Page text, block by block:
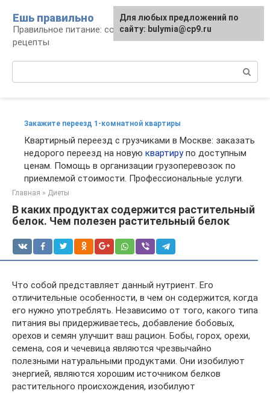
контенту
Ешь правильно
Правильное питание: советы, продукты,
рецепты
Закажите переезд 1-комнатной квартиры
Квартирный переезд с грузчиками в Москве: заказать
недорого переезд на новую квартирупо доступным
ценам. Помощь в организации грузоперевозок по
приемлемой стоимости. Профессиональные услуги.
Главная » Диеты
В каких продуктах содержится растительный
белок. Чем полезен растительный белок
Что собой представляет данный нутриент. Его
отличительные особенности, в чем он содержится, когда
его нужно употреблять. Независимо от того, какого типа
питания вы придерживаетесь, добавление бобовых,
орехов и семян улучшит ваш рацион. Бобы, горох, орехи,
семена, соя и чечевица являются чрезвычайно
полезными натуральными продуктами. Они изобилуют
энергией, являются хорошим источником белков
растительного происхождения, изобилуют
Для любых предложений по
сайту: bulymia@cp9.ru